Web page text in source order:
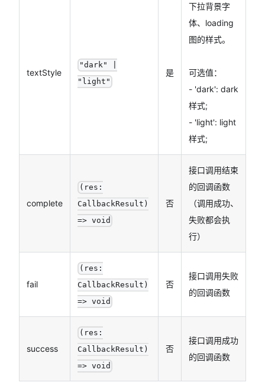
textStyle
"dark" |
"light"
是
下拉背景字
体、loading
图的样式。
可选值：
- 'dark': dark
样式;
- 'light': light
样式;
complete
(res:
CallbackResult)
=> void
否
接口调用结束
的回调函数
（调用成功、
失败都会执
行）
fail
(res:
CallbackResult)
=> void
否
接口调用失败
的回调函数
success
(res:
CallbackResult)
=> void
否
接口调用成功
的回调函数